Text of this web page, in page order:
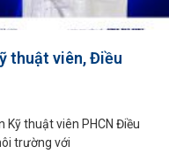
thuật viên, Điều
Kỹ thuật viên PHCN Điều
trường với